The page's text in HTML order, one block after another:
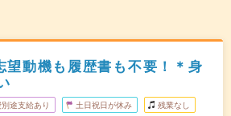
動機も履歴書も不要！＊身
途支給あり 土日祝日が休み 残業なし